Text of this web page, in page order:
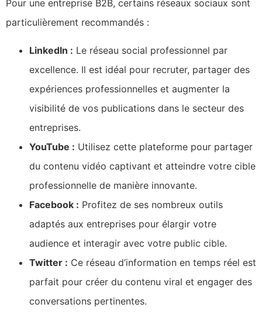
Pour une entreprise B2B, certains réseaux sociaux sont
particulièrement recommandés :
LinkedIn : Le réseau social professionnel par
excellence. Il est idéal pour recruter, partager des
expériences professionnelles et augmenter la
visibilité de vos publications dans le secteur des
entreprises.
YouTube : Utilisez cette plateforme pour partager
du contenu vidéo captivant et atteindre votre cible
professionnelle de manière innovante.
Facebook : Profitez de ses nombreux outils
adaptés aux entreprises pour élargir votre
audience et interagir avec votre public cible.
Twitter : Ce réseau d’information en temps réel est
parfait pour créer du contenu viral et engager des
conversations pertinentes.